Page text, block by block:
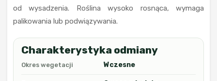
od wysadzenia. Roślina wysoko rosnąca, wymaga
palikowania lub podwiązywania.
Charakterystyka odmiany
Okres wegetacji Wczesne